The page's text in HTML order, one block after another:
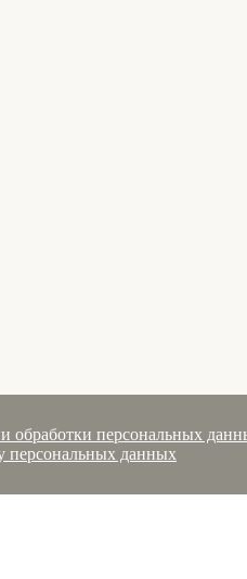
обработки персональных
персональных данных